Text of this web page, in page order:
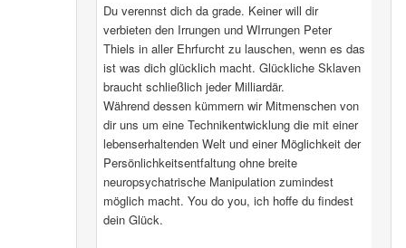
Du verennst dich da grade. Keiner will dir
verbieten den Irrungen und WIrrungen Peter
Thiels in aller Ehrfurcht zu lauschen, wenn es das
ist was dich glücklich macht. Glückliche Sklaven
braucht schließlich jeder Milliardär.
Während dessen kümmern wir Mitmenschen von
dir uns um eine Technikentwicklung die mit einer
lebenserhaltenden Welt und einer Möglichkeit der
Persönlichkeitsentfaltung ohne breite
neuropsychatrische Manipulation zumindest
möglich macht. You do you, ich hoffe du findest
dein Glück.